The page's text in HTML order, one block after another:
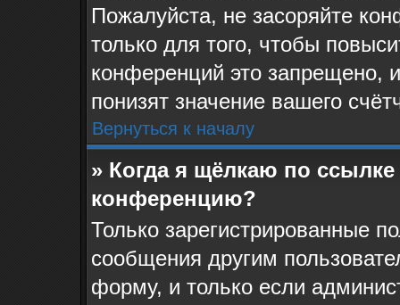
Пожалуйста, не засоряйте
только для того, чтобы
конференций это запрещено,
понизят значение вашего
Вернуться к началу
» Когда я щёлкаю по
конференцию?
Только зарегистрированные
сообщения другим
форму, и только если